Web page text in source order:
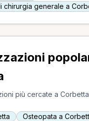
chirurgia generale a
più cercate a
Osteopata a